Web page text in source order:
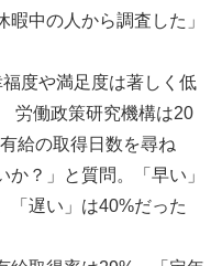
中の人から調査した」
度や満足度は著しく低
労働政策研究機構は20
給の取得日数を尋ね
か？」と質問。「早い」
「遅い」は40%だった